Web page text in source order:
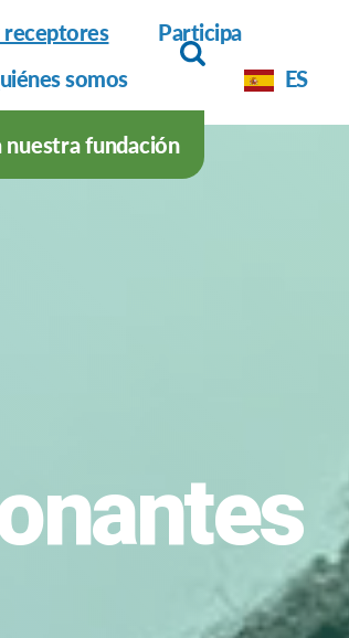
receptores
Participa
somos
ES
nuestra fundación